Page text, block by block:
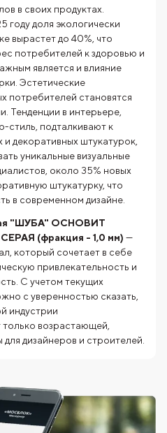
в своих продуктах.
году доля экологически
вырастет до 40%, что
потребителей к здоровью и
является и влияние
Эстетические
потребителей становятся
Тенденции в интерьере,
стиль, подталкивают к
декоративных штукатурок,
уникальные визуальные
около 35% новых
штукатурку, что
в современном дизайне.
"ШУБА" ОСНОВИТ
(фракция - 1,0 мм) —
который сочетает в себе
привлекательность и
С учетом текущих
с уверенностью сказать,
индустрии
только возрастающей,
дизайнеров и строителей.